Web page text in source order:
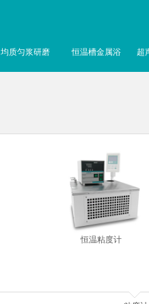
均质匀浆研磨 恒温槽金属浴 超
恒温粘度计